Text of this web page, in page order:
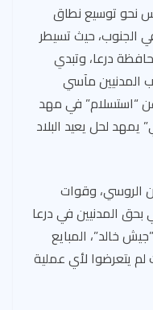
نحو توسيع نطاق
الجنوب، حيث تسيطر
درعا، وتبدي
المدنيين مآسي
“استسلام” في مهد
يمهد لحل يعيد البلاد
الروسي، وقوات
بحق المدنيين في درعا
خالد”، المبايع
لم يتعرضوا لأي عملية